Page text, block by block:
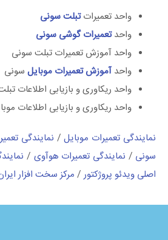
واحد تعمیراتتبلت سونی
واحدتعمیرات گوشی سونی
واحد آموزش تعمیرات تبلت سونی
واحد آموزش تعمیرات موبایل سونی
واحد ریکاوری و بازیابی اطلاعات
واحد ریکاوری و بازیابی اطلاعات
نمایندگی تعمیرات موبایل/ نمایندگی
سونی / نمایندگی تعمیرات هوآوی /
اصلی ویدئو پروژکتور / مرکز سخت افزار